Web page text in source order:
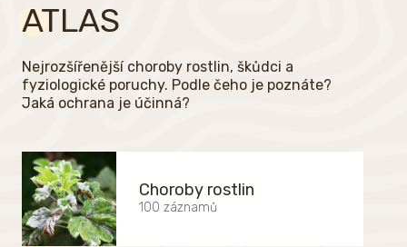
ATLAS
Nejrozšířenější choroby rostlin, škůdci a
fyziologické poruchy. Podle čeho je poznáte?
Jaká ochrana je účinná?
Choroby rostlin
100 záznamů